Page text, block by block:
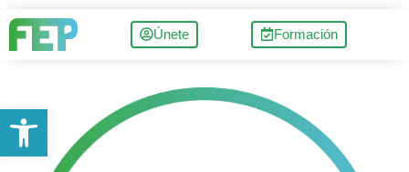
Únete Formación
Abrir barra de herramientas